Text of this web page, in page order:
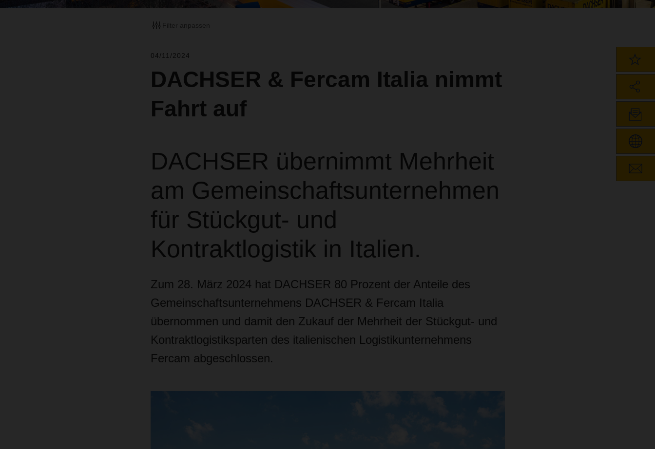
Filter anpassen
04/11/2024
DACHSER & Fercam Italia nimmt
Fahrt auf
DACHSER übernimmt Mehrheit
am Gemeinschaftsunternehmen
für Stückgut- und
Kontraktlogistik in Italien.
Zum 28. März 2024 hat DACHSER 80 Prozent der Anteile des
Gemeinschaftsunternehmens DACHSER & Fercam Italia
übernommen und damit den Zukauf der Mehrheit der Stückgut- und
Kontraktlogistiksparten des italienischen Logistikunternehmens
Fercam abgeschlossen.